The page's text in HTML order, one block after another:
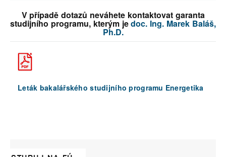
V případě dotazů neváhete kontaktovat garanta
studijního programu, kterým jedoc. Ing. Marek Baláš,
Ph.D.
Leták bakalářského studijního programu Energetika